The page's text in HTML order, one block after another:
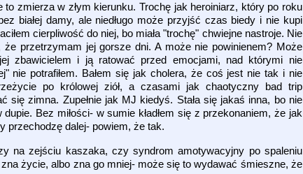
to zmierza w złym kierunku. Trochę jak heroiniarz, który po roku
białej damy, ale niedługo może przyjść czas biedy i nie kupi
cierpliwość do niej, bo miała "trochę" chwiejne nastroje. Nie
przetrzymam jej gorsze dni. A może nie powinienem? Może
zbawicielem i ją ratować przed emocjami, nad którymi nie
nie potrafiłem. Bałem się jak cholera, że coś jest nie tak i nie
po królowej ziół, a czasami jak chaotyczny bad trip
zimna. Zupełnie jak MJ kiedyś. Stała się jakaś inna, bo nie
Bez miłości- w sumie kładłem się z przekonaniem, że jak
przechodzę dalej- powiem, że tak.
na zejściu kaszaka, czy syndrom amotywacyjny po spaleniu
życie, albo zna go mniej- może się to wydawać śmieszne, że